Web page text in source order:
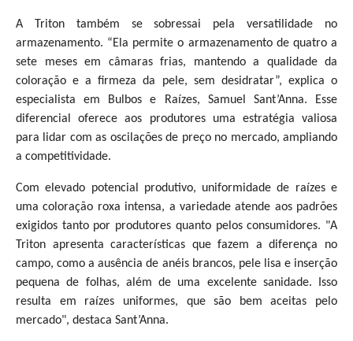
A Triton também se sobressai pela versatilidade no
armazenamento. “Ela permite o armazenamento de quatro a
sete meses em câmaras frias, mantendo a qualidade da
coloração e a firmeza da pele, sem desidratar”, explica o
especialista em Bulbos e Raízes, Samuel Sant’Anna. Esse
diferencial oferece aos produtores uma estratégia valiosa
para lidar com as oscilações de preço no mercado, ampliando
a competitividade.
Com elevado potencial produtivo, uniformidade de raízes e
uma coloração roxa intensa, a variedade atende aos padrões
exigidos tanto por produtores quanto pelos consumidores. "A
Triton apresenta características que fazem a diferença no
campo, como a ausência de anéis brancos, pele lisa e inserção
pequena de folhas, além de uma excelente sanidade. Isso
resulta em raízes uniformes, que são bem aceitas pelo
mercado", destaca Sant’Anna.